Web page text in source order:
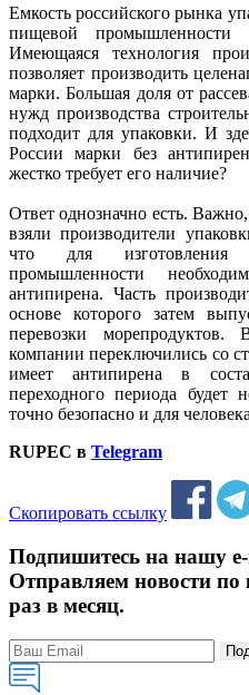
Емкость российского рынка
пищевой
Имеющаяся технология
позволяет производить
марки. Большая доля от
нужд производства
подходит для упаковки. И
России марки без
жестко требует его наличие?
Ответ однозначно есть.
взяли производители
что для
промышленности
антипирена. Часть
основе которого затем
перевозки
компании переключились со
имеет антипирена в
переходного периода будет
точно безопасно и для
RUPEC в Telegram
Скопировать ссылку
Подпишитесь на нашу
Отправляем новости
раз в месяц.